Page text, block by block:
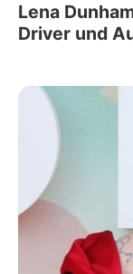
Lena
Driver und